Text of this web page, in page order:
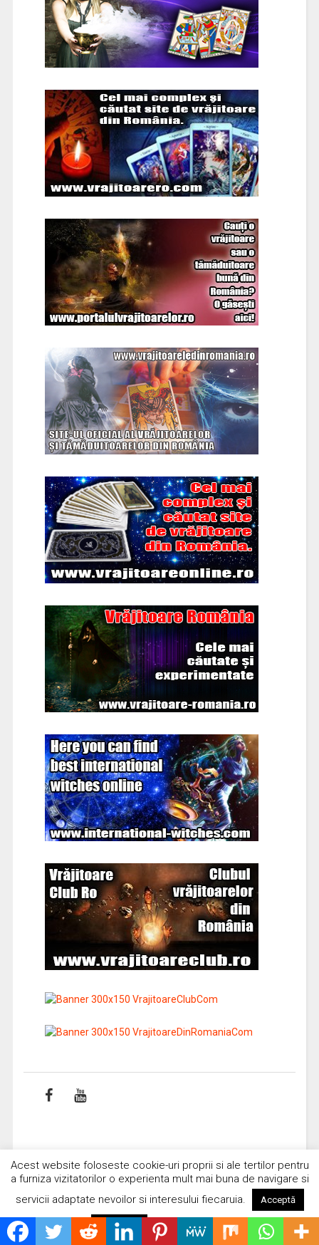
Insolit
Extratereştrii se joacă cu spaţiu-
timpul
15/11/2022
Spread the loveConform oamenilor
Acest website foloseste cookie-uri proprii si ale tertilor pentru
a furniza vizitatorilor o experienta mult mai buna de navigare si
servicii adaptate nevoilor si interesului fiecaruia.
Acceptă
Respinge Citește mai mult